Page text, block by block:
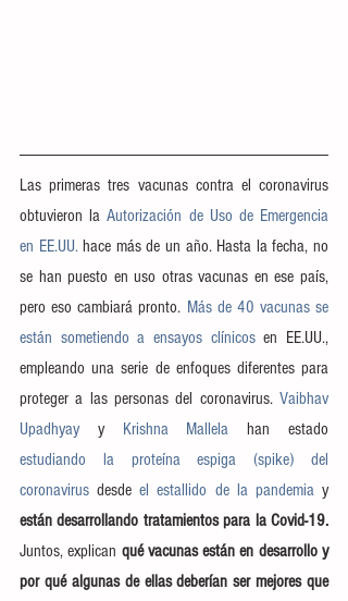
Las primeras tres vacunas contra el coronavirus
obtuvieron la Autorización de Uso de Emergencia
en EE.UU. hace más de un año. Hasta la fecha, no
se han puesto en uso otras vacunas en ese país,
pero eso cambiará pronto. Más de 40 vacunas se
están sometiendo a ensayos clínicos en EE.UU.,
empleando una serie de enfoques diferentes para
proteger a las personas del coronavirus. Vaibhav
Upadhyay y Krishna Mallela
estudiando la proteína espiga (spike) del
coronavirus desde el estallido de la pandemia
y
están desarrollando tratamientos para la Covid-19.
Juntos, explican qué vacunas están en desarrollo y
por qué algunas de ellas deberían ser mejores que